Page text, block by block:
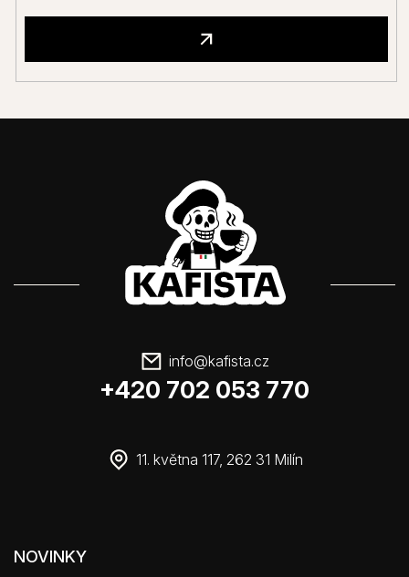
info@kafista.cz
+420 702 053 770
11. května 117, 262 31 Milín
NOVINKY